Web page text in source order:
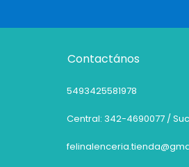
Contactános
5493425581978
Central: 342-4690077 /